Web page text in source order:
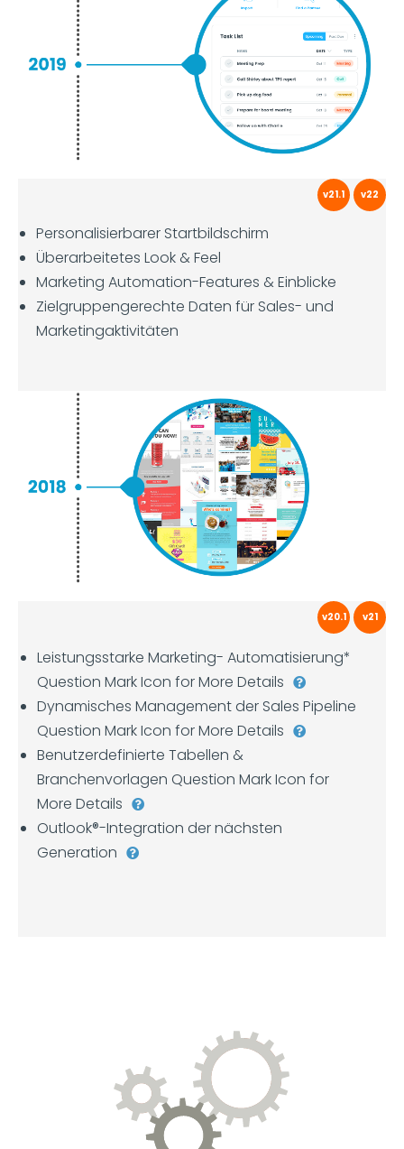
v21.1 v22
Personalisierbarer Startbildschirm
Überarbeitetes Look & Feel
Marketing Automation-Features & Einblicke
Zielgruppengerechte Daten für Sales- und
Marketingaktivitäten
v20.1 v21
Leistungsstarke Marketing- Automatisierung*
Question Mark Icon for More Details
Dynamisches Management der Sales Pipeline
Question Mark Icon for More Details
Benutzerdefinierte Tabellen &
Branchenvorlagen Question Mark Icon for
More Details
Outlook®-Integration der nächsten
Generation